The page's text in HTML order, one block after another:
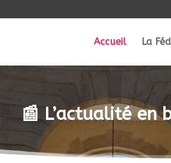
Accueil La
📰 L’actualité en